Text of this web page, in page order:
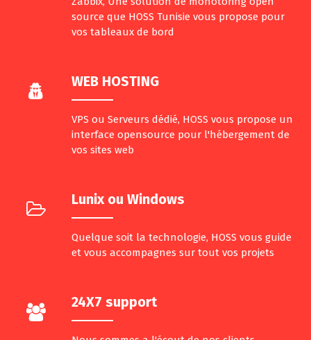
source que HOSS Tunisie vous propose pour
vos tableaux de bord
WEB HOSTING
VPS ou Serveurs dédié, HOSS vous propose un
interface opensource pour l'hébergement de
vos sites web
Lunix ou Windows
Quelque soit la technologie, HOSS vous guide
et vous accompagnes sur tout vos projets
24X7 support